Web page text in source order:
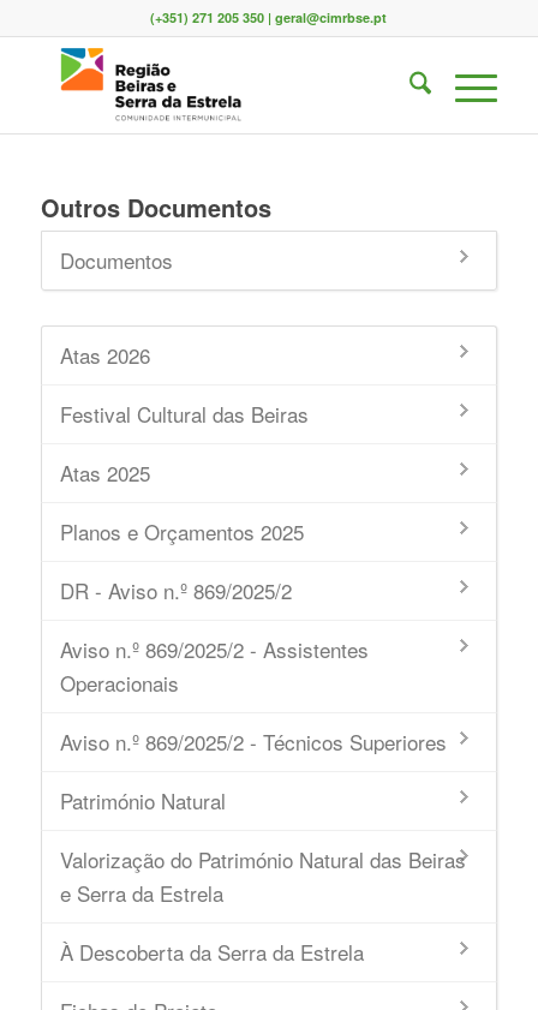
(+351) 271 205 350 | geral@cimrbse.pt
Outros Documentos
Documentos
Atas 2026
Festival Cultural das Beiras
Atas 2025
Planos e Orçamentos 2025
DR - Aviso n.º 869/2025/2
Aviso n.º 869/2025/2 - Assistentes
Operacionais
Aviso n.º 869/2025/2 - Técnicos Superiores
Património Natural
Valorização do Património Natural das Beiras
e Serra da Estrela
À Descoberta da Serra da Estrela